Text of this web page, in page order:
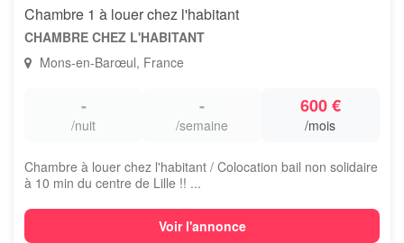
Chambre 1 à louer chez l'habitant
CHAMBRE CHEZ L'HABITANT
Mons-en-Barœul, France
-
/nuit
-
/semaine
600 €
/mois
Chambre à louer chez l'habitant / Colocation bail non solidaire
à 10 min du centre de Lille !! ...
Voir l'annonce